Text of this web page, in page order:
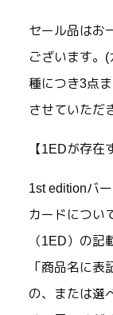
セール品はお
ございます。
種につき3点
させていただ
【1EDが存在
1st editionバ
カードについ
（1ED）の記
「商品名に
の、または選